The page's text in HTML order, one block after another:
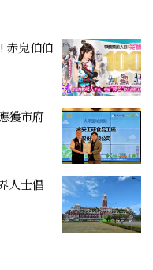
赤鬼伯伯
獲市府
人士倡